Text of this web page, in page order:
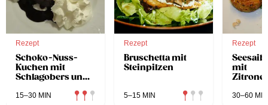
Rezept
Schoko-Nuss-
Kuchen mit
Schlagobers und
15–30 MIN
Rezept
Bruschetta mit
Steinpilzen
5–15 MIN
Rezept
mit
30–60 MIN